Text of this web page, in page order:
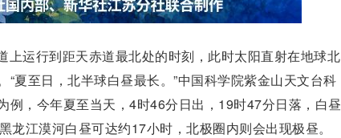
上运行到距天赤道最北处的时刻，此时太阳直射在地球北
“夏至日，北半球白昼最长。”中国科学院紫金山天文台科
例，今年夏至当天，4时46分日出，19时47分日落，白昼
龙江漠河白昼可达约17小时，北极圈内则会出现极昼。